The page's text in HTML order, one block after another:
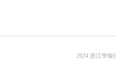
2024 浙江华瑞